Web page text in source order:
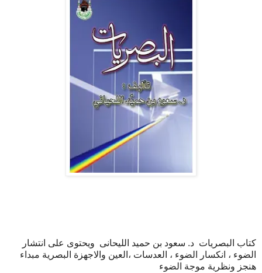
كتاب البصريات د. سعود بن حميد الليحانى ويحتوى على انتشار
الضوء ، انكسار الضوء ، العدسات ،العين والاجهزة البصرية مبداء
هنجز ونظرية موجة الضوء